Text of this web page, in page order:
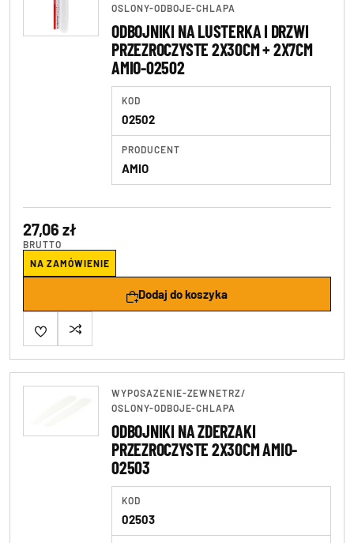
OSLONY-ODBOJE-CHLAPA
ODBOJNIKI NA LUSTERKA I DRZWI
PRZEZROCZYSTE 2X30CM + 2X7CM
AMIO-02502
KOD
02502
PRODUCENT
AMIO
27,06 zł
BRUTTO
NA ZAMÓWIENIE
Dodaj do koszyka
WYPOSAZENIE-ZEWNETRZ/
OSLONY-ODBOJE-CHLAPA
ODBOJNIKI NA ZDERZAKI
PRZEZROCZYSTE 2X30CM AMIO-
02503
KOD
02503